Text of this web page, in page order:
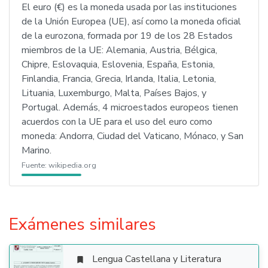
El euro (€) es la moneda usada por las instituciones
de la Unión Europea (UE), así como la moneda oficial
de la eurozona, formada por 19 de los 28 Estados
miembros de la UE: Alemania, Austria, Bélgica,
Chipre, Eslovaquia, Eslovenia, España, Estonia,
Finlandia, Francia, Grecia, Irlanda, Italia, Letonia,
Lituania, Luxemburgo, Malta, Países Bajos, y
Portugal. Además, 4 microestados europeos tienen
acuerdos con la UE para el uso del euro como
moneda: Andorra, Ciudad del Vaticano, Mónaco, y San
Marino.
Fuente: wikipedia.org
Exámenes similares
 Lengua Castellana y Literatura